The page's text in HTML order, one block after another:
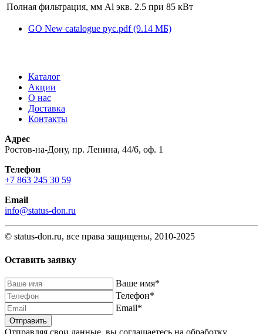
Полная фильтрация, мм Al экв. 2.5 при 85 кВт
GO New catalogue рус.pdf (9.14 МБ)
Каталог
Акции
О нас
Доставка
Контакты
Адрес
Ростов-на-Дону, пр. Ленина, 44/6, оф. 1
Телефон
+7 863 245 30 59
Email
info@status-don.ru
© status-don.ru, все права защищены, 2010-2025
Оставить заявку
Baшe имя*
Телефон*
Email*
Отправляя свои данные, вы соглашаетесь на обработку